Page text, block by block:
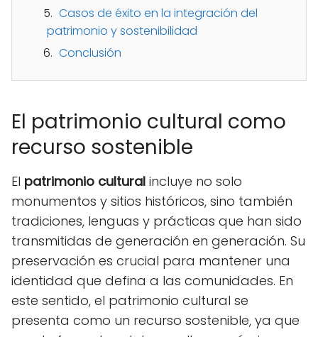
Casos de éxito en la integración del
patrimonio y sostenibilidad
Conclusión
El patrimonio cultural como
recurso sostenible
El patrimonio cultural incluye no solo
monumentos y sitios históricos, sino también
tradiciones, lenguas y prácticas que han sido
transmitidas de generación en generación. Su
preservación es crucial para mantener una
identidad que defina a las comunidades. En
este sentido, el patrimonio cultural se
presenta como un recurso sostenible, ya que